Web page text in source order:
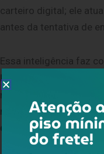
carteiro digital; ele
antes da tentativa de
Essa inteligência faz
Reforma Tributária
rodovias. A diretoria
margens e a área de
despachar